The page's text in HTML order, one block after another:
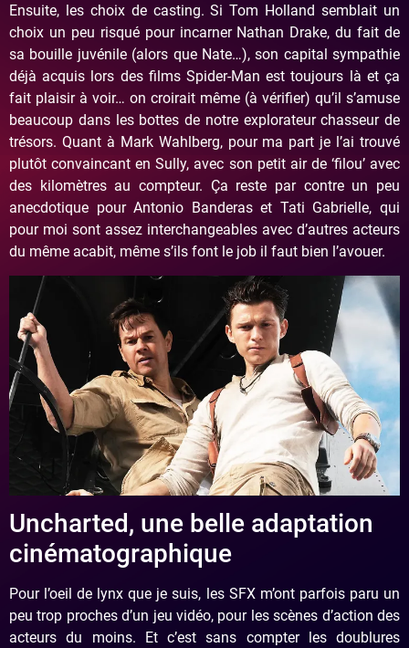
Ensuite, les choix de casting. Si Tom Holland semblait un
choix un peu risqué pour incarner Nathan Drake, du fait de
sa bouille juvénile (alors que Nate…), son capital sympathie
déjà acquis lors des films Spider-Man est toujours là et ça
fait plaisir à voir… on croirait même (à vérifier) qu’il s’amuse
beaucoup dans les bottes de notre explorateur chasseur de
trésors. Quant à Mark Wahlberg, pour ma part je l’ai trouvé
plutôt convaincant en Sully, avec son petit air de ‘filou’ avec
des kilomètres au compteur. Ça reste par contre un peu
anecdotique pour Antonio Banderas et Tati Gabrielle, qui
pour moi sont assez interchangeables avec d’autres acteurs
du même acabit, même s’ils font le job il faut bien l’avouer.
Uncharted, une belle adaptation
cinématographique
Pour l’oeil de lynx que je suis, les SFX m’ont parfois paru un
peu trop proches d’un jeu vidéo, pour les scènes d’action des
acteurs du moins. Et c’est sans compter les doublures